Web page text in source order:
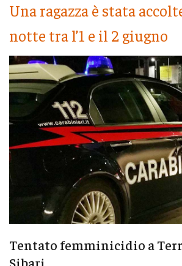
Una ragazza è stata
notte tra l’1 e il 2 giugno
Tentato femminicidio a
Sibari